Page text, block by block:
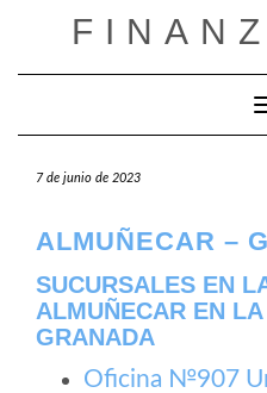
7 de junio de 2023
ALMUÑECAR –
SUCURSALES EN
ALMUÑECAR EN
GRANADA
Oficina №907